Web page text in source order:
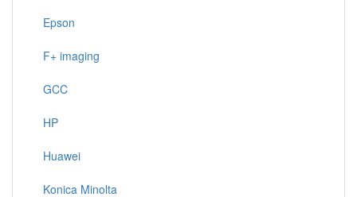
Epson
F+ imaging
GCC
HP
Huawei
Konica Minolta